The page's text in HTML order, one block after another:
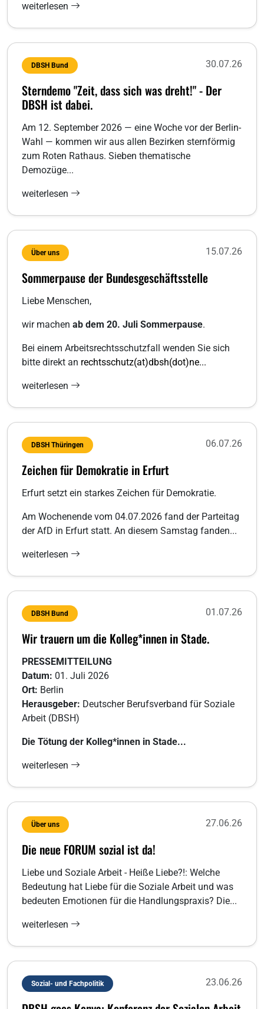
weiterlesen
DBSH Bund 30.07.26
Sterndemo "Zeit, dass sich was dreht!" - Der
DBSH ist dabei.
Am 12. September 2026 — eine Woche vor der Berlin-
Wahl — kommen wir aus allen Bezirken sternförmig
zum Roten Rathaus. Sieben thematische
Demozüge...
weiterlesen
Über uns 15.07.26
Sommerpause der Bundesgeschäftsstelle
Liebe Menschen,
wir machen ab dem 20. Juli Sommerpause.
Bei einem Arbeitsrechtsschutzfall wenden Sie sich
bitte direkt an rechtsschutz(at)dbsh(dot)ne...
weiterlesen
DBSH Thüringen 06.07.26
Zeichen für Demokratie in Erfurt
Erfurt setzt ein starkes Zeichen für Demokratie.
Am Wochenende vom 04.07.2026 fand der Parteitag
der AfD in Erfurt statt. An diesem Samstag fanden...
weiterlesen
DBSH Bund 01.07.26
Wir trauern um die Kolleg*innen in Stade.
PRESSEMITTEILUNG
Datum: 01. Juli 2026
Ort: Berlin
Herausgeber: Deutscher Berufsverband für Soziale
Arbeit (DBSH)
Die Tötung der Kolleg*innen in Stade...
weiterlesen
Über uns 27.06.26
Die neue FORUM sozial ist da!
Liebe und Soziale Arbeit - Heiße Liebe?!: Welche
Bedeutung hat Liebe für die Soziale Arbeit und was
bedeuten Emotionen für die Handlungspraxis? Die...
weiterlesen
Sozial- und Fachpolitik 23.06.26